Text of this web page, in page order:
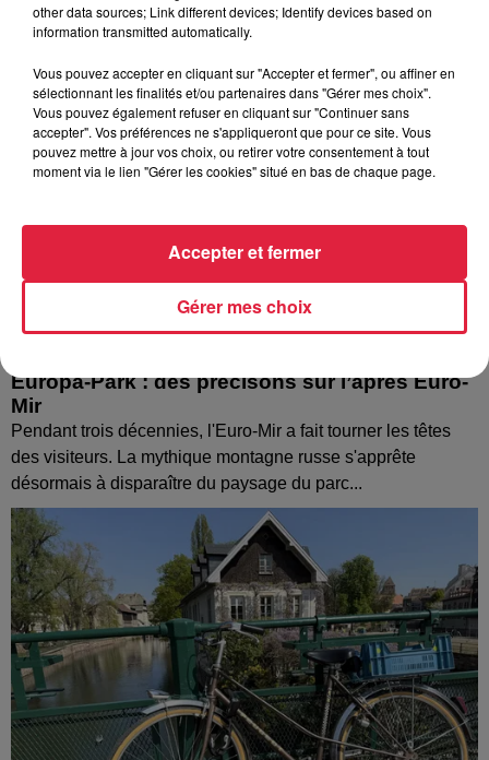
Europa-Park : des précisons sur l’après Euro-
Mir
Pendant trois décennies, l'Euro-Mir a fait tourner les têtes
des visiteurs. La mythique montagne russe s'apprête
désormais à disparaître du paysage du parc...
other data sources; Link different devices; Identify devices based on
information transmitted automatically.
Vous pouvez accepter en cliquant sur "Accepter et fermer", ou affiner en
sélectionnant les finalités et/ou partenaires dans "Gérer mes choix".
Vous pouvez également refuser en cliquant sur "Continuer sans
accepter". Vos préférences ne s'appliqueront que pour ce site. Vous
pouvez mettre à jour vos choix, ou retirer votre consentement à tout
moment via le lien "Gérer les cookies" situé en bas de chaque page.
Gérer mes choix
Accepter et fermer